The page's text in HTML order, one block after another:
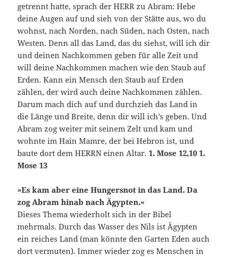
getrennt hatte, sprach der HERR zu Abram: Hebe
deine Augen auf und sieh von der Stätte aus, wo du
wohnst, nach Norden, nach Süden, nach Osten, nach
Westen. Denn all das Land, das du siehst, will ich dir
und deinen Nachkommen geben für alle Zeit und
will deine Nachkommen machen wie den Staub auf
Erden. Kann ein Mensch den Staub auf Erden
zählen, der wird auch deine Nachkommen zählen.
Darum mach dich auf und durchzieh das Land in
die Länge und Breite, denn dir will ich’s geben. Und
Abram zog weiter mit seinem Zelt und kam und
wohnte im Hain Mamre, der bei Hebron ist, und
baute dort dem HERRN einen Altar.1. Mose 12,10 1.
Mose 13
»Es kam aber eine Hungersnot in das Land. Da
zog Abram hinab nach Ägypten.«
Dieses Thema wiederholt sich in der Bibel
mehrmals. Durch das Wasser des Nils ist Ägypten
ein reiches Land (man könnte den Garten Eden auch
dort vermuten). Immer wieder zog es Menschen in